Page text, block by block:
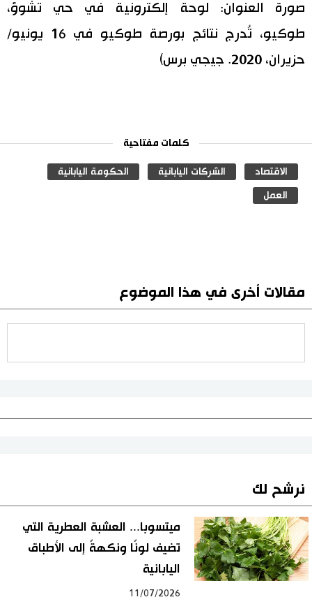
صورة العنوان: لوحة إلكترونية في حي تشوؤ،
طوكيو، تُدرج نتائج بورصة طوكيو في 16 يونيو/
حزيران، 2020. جيجي برس)
كلمات مفتاحية
الاقتصاد الشركات اليابانية الحكومة اليابانية
العمل
مقالات أخرى في هذا الموضوع
نرشح لك
ميتسوبا... العشبة العطرية التي
تضيف لونًا ونكهةً إلى الأطباق
اليابانية
11/07/2026